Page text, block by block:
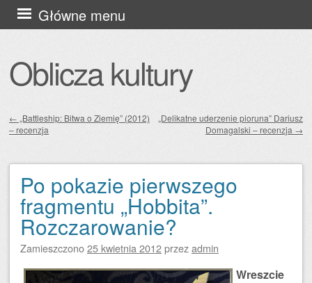
Oblicza kultury
Główne menu
Przejdź
do
Zobacz wpisy
← „Battleship: Bitwa o Ziemię” (2012)
– recenzja
„Delikatne uderzenie pioruna” Dariusz
Domagalski – recenzja →
Po pokazie pierwszego
fragmentu „Hobbita”.
Rozczarowanie?
Zamieszczono25 kwietnia 2012przezadmin
Wreszcie